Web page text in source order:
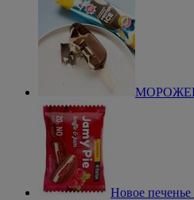
Новое